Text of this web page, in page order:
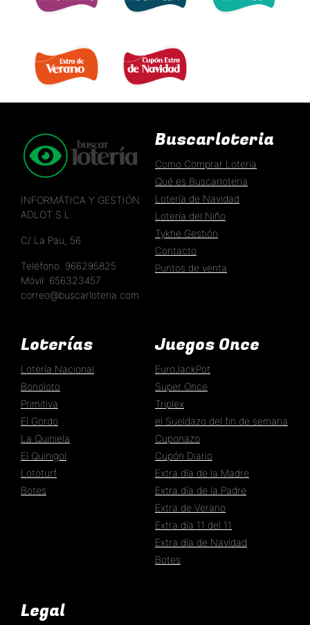
INFORMÁTICA Y GESTIÓN
ADLOT S.L.
C/ La Pau, 56
Teléfono: 966295825
Móvil: 656323457
correo@buscarloteria.com
Buscarloteria
Como Comprar Loteria
Qué es Buscarloteria
Lotería de Navidad
Lotería del Niño
Tykhe Gestión
Contacto
Puntos de venta
Loterías
Lotería Nacional
Bonoloto
Primitiva
El Gordo
La Quiniela
El Quinigol
Lototurf
Botes
Juegos Once
EuroJackPot
Super Once
Triplex
el Sueldazo del fin de semana
Cuponazo
Cupón Diario
Extra día de la Madre
Extra día de la Padre
Extra de Verano
Extra día 11 del 11
Extra día de Navidad
Botes
Legal